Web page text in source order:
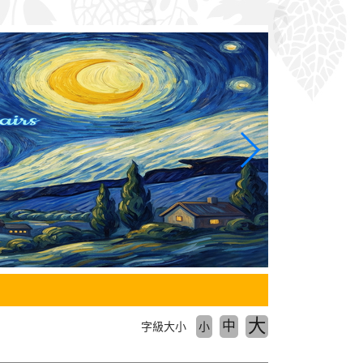
字級大小 小 中 大